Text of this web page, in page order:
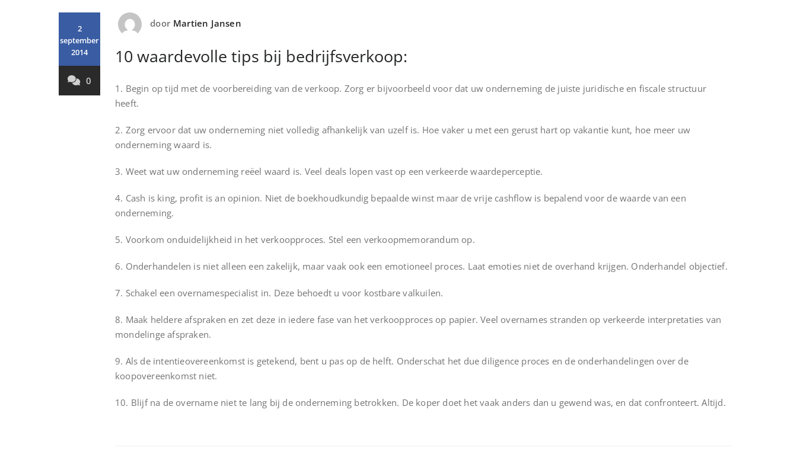
2
september
2014
0
door Martien Jansen
10 waardevolle tips bij bedrijfsverkoop:
1. Begin op tijd met de voorbereiding van de verkoop. Zorg er bijvoorbeeld voor dat uw onderneming de juiste juridische en fiscale structuur
heeft.
2. Zorg ervoor dat uw onderneming niet volledig afhankelijk van uzelf is. Hoe vaker u met een gerust hart op vakantie kunt, hoe meer uw
onderneming waard is.
3. Weet wat uw onderneming reëel waard is. Veel deals lopen vast op een verkeerde waardeperceptie.
4. Cash is king, profit is an opinion. Niet de boekhoudkundig bepaalde winst maar de vrije cashflow is bepalend voor de waarde van een
onderneming.
5. Voorkom onduidelijkheid in het verkoopproces. Stel een verkoopmemorandum op.
6. Onderhandelen is niet alleen een zakelijk, maar vaak ook een emotioneel proces. Laat emoties niet de overhand krijgen. Onderhandel objectief.
7. Schakel een overnamespecialist in. Deze behoedt u voor kostbare valkuilen.
8. Maak heldere afspraken en zet deze in iedere fase van het verkoopproces op papier. Veel overnames stranden op verkeerde interpretaties van
mondelinge afspraken.
9. Als de intentieovereenkomst is getekend, bent u pas op de helft. Onderschat het due diligence proces en de onderhandelingen over de
koopovereenkomst niet.
10. Blijf na de overname niet te lang bij de onderneming betrokken. De koper doet het vaak anders dan u gewend was, en dat confronteert. Altijd.